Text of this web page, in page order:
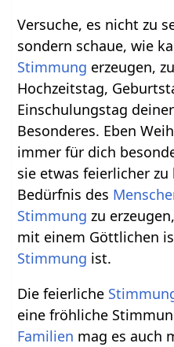
Versuche, es nicht zu
sondern schaue, wie
Stimmung erzeugen,
Hochzeitstag,
Einschulungstag
Besonderes. Eben
immer für dich
sie etwas feierlicher zu
Bedürfnis des
Stimmung zu
mit einem Göttlichen
Stimmung ist.
Die feierliche
eine fröhliche
Familien mag es auch